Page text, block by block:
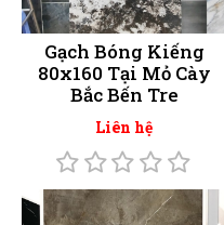
Gạch Bóng Kiếng
80x160 Tại Mỏ Cày
Bắc Bến Tre
Liên hệ